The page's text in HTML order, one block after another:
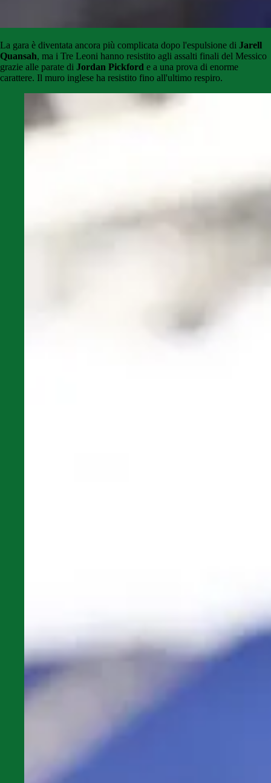
La gara è diventata ancora più complicata dopo l'espulsione di Jarell
Quansah, ma i Tre Leoni hanno resistito agli assalti finali del Messico
grazie alle parate di Jordan Pickford e a una prova di enorme
carattere. Il muro inglese ha resistito fino all'ultimo respiro.